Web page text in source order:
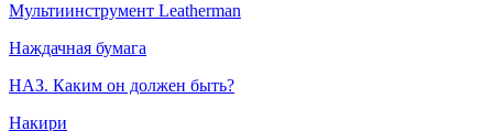
Мультиинструмент Leatherman
Наждачная бумага
НАЗ. Каким он должен быть?
Накири